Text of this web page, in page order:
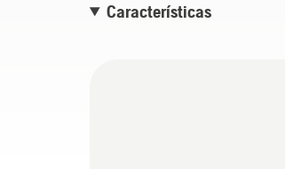
usuarios externos a la
Características